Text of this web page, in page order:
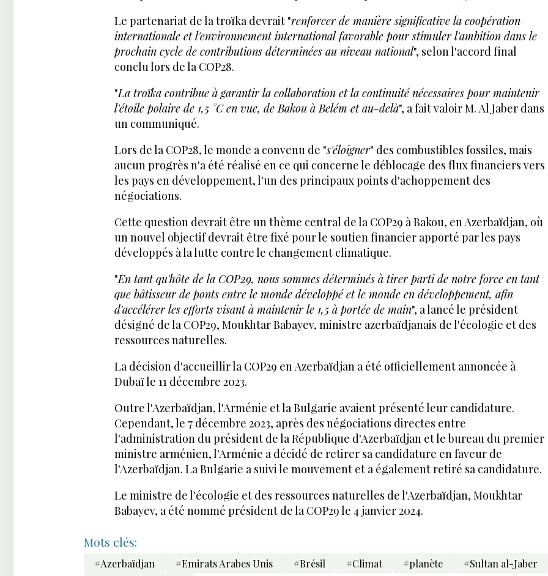
Le partenariat de la troïka devrait "renforcer de manière significative la coopération
internationale et l'environnement international favorable pour stimuler l'ambition dans le
prochain cycle de contributions déterminées au niveau national", selon l'accord final
conclu lors de la COP28.
"La troïka contribue à garantir la collaboration et la continuité nécessaires pour maintenir
l'étoile polaire de 1,5 °C en vue, de Bakou à Belém et au-delà", a fait valoir M. Al Jaber dans
un communiqué.
Lors de la COP28, le monde a convenu de "s'éloigner" des combustibles fossiles, mais
aucun progrès n'a été réalisé en ce qui concerne le déblocage des flux financiers vers
les pays en développement, l'un des principaux points d'achoppement des
négociations.
Cette question devrait être un thème central de la COP29 à Bakou, en Azerbaïdjan, où
un nouvel objectif devrait être fixé pour le soutien financier apporté par les pays
développés à la lutte contre le changement climatique.
"En tant qu'hôte de la COP29, nous sommes déterminés à tirer parti de notre force en tant
que bâtisseur de ponts entre le monde développé et le monde en développement, afin
d'accélérer les efforts visant à maintenir le 1,5 à portée de main", a lancé le président
désigné de la COP29, Moukhtar Babayev, ministre azerbaïdjanais de l'écologie et des
ressources naturelles.
La décision d'accueillir la COP29 en Azerbaïdjan a été officiellement annoncée à
Dubaï le 11 décembre 2023.
Outre l'Azerbaïdjan, l'Arménie et la Bulgarie avaient présenté leur candidature.
Cependant, le 7 décembre 2023, après des négociations directes entre
l'administration du président de la République d'Azerbaïdjan et le bureau du premier
ministre arménien, l'Arménie a décidé de retirer sa candidature en faveur de
l'Azerbaïdjan. La Bulgarie a suivi le mouvement et a également retiré sa candidature.
Le ministre de l'écologie et des ressources naturelles de l'Azerbaïdjan, Moukhtar
Babayev, a été nommé président de la COP29 le 4 janvier 2024.
Mots clés:
#Azerbaïdjan #Emirats Arabes Unis #Brésil #Climat #planète
#Sultan al-Jaber